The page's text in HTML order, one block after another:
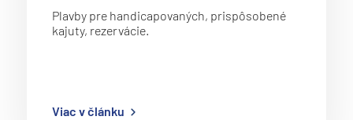
Plavby pre handicapovaných, prispôsobené
kajuty, rezervácie.
Viac v článku